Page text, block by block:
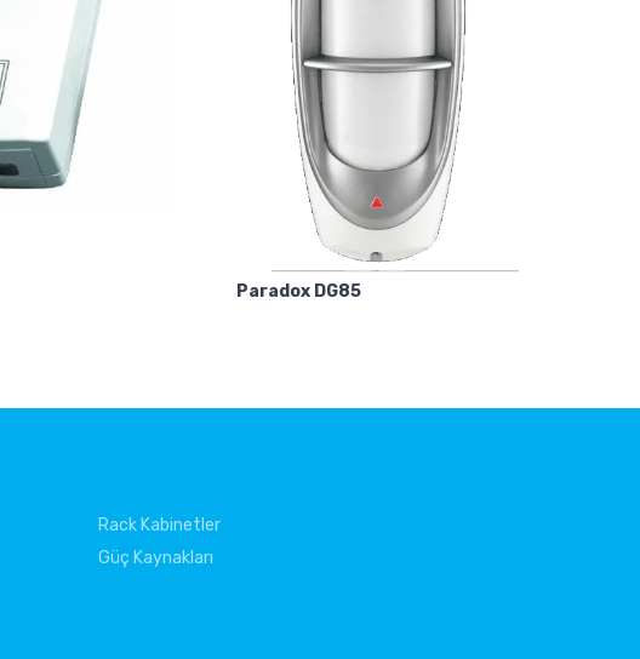
Paradox DG85
Rack Kabinetler
Güç Kaynakları